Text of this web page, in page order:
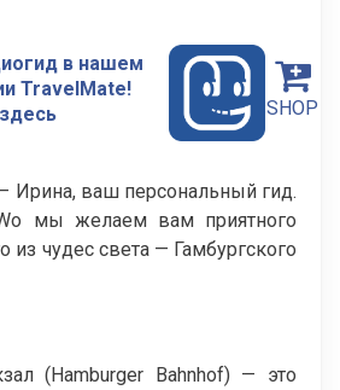
в нашем
TravelMate!
SHOP
Ирина, ваш персональный гид.
мы желаем вам приятного
из чудес света — Гамбургского
(Hamburger Bahnhof) — это